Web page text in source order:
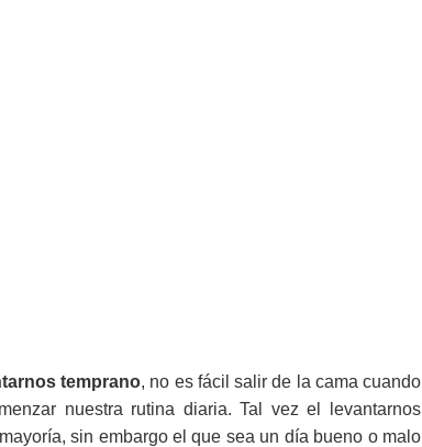
temprano, no es fácil salir de la cama cuando
nuestra rutina diaria. Tal vez el levantarnos
sin embargo el que sea un día bueno o malo